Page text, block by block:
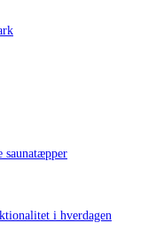
saunatæpper
i hverdagen